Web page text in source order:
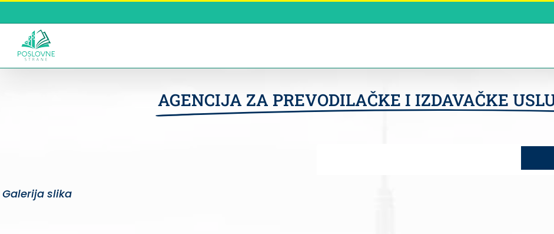
AGENCIJA ZA PREVODILAČKE I IZDAVAČKE
Galerija slika